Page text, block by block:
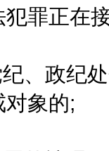
犯罪正在
政纪处
象的;